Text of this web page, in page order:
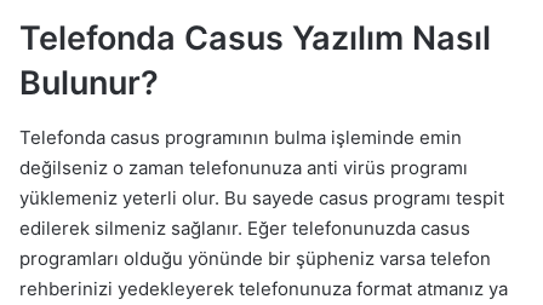
Telefonda Casus Yazılım Nasıl
Bulunur?
Telefonda casus programının bulma işleminde emin
değilseniz o zaman telefonunuza anti virüs programı
yüklemeniz yeterli olur. Bu sayede casus programı tespit
edilerek silmeniz sağlanır. Eğer telefonunuzda casus
programları olduğu yönünde bir şüpheniz varsa telefon
rehberinizi yedekleyerek telefonunuza format atmanız ya